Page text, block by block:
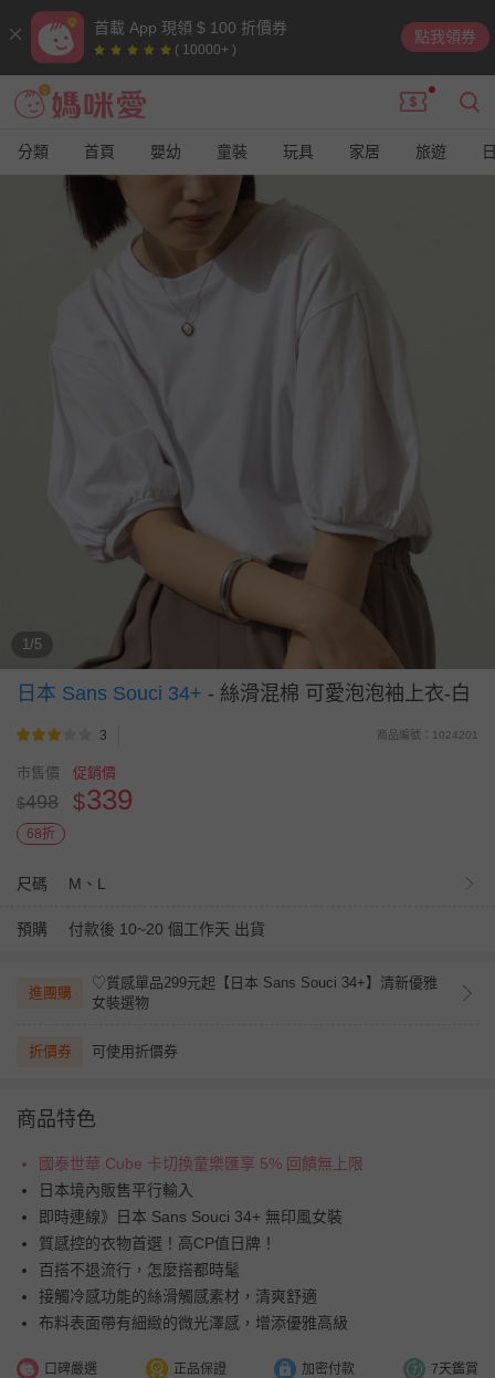
首載 App 現領 $ 100 折價券
( 10000+ )
點我領券
分類 首頁 嬰幼 童裝 玩具 家居 旅遊
1/5
日本 Sans Souci 34+ - 絲滑混棉 可愛泡泡袖上衣-白
3 商品編號：1024201
市售價
$498
促銷價
$339
68折
尺碼 M、L
預購 付款後 10~20 個工作天 出貨
進團購
♡質感單品299元起【日本 Sans Souci 34+】清新優雅
女裝選物
折價券 可使用折價券
商品特色
國泰世華 Cube 卡切換童樂匯享 5% 回饋無上限
日本境內販售平行輸入
即時連線》日本 Sans Souci 34+ 無印風女裝
質感控的衣物首選！高CP值日牌！
百搭不退流行，怎麼搭都時髦
接觸冷感功能的絲滑觸感素材，清爽舒適
布料表面帶有細緻的微光澤感，增添優雅高級
口碑嚴選 正品保證 加密付款 7天鑑賞